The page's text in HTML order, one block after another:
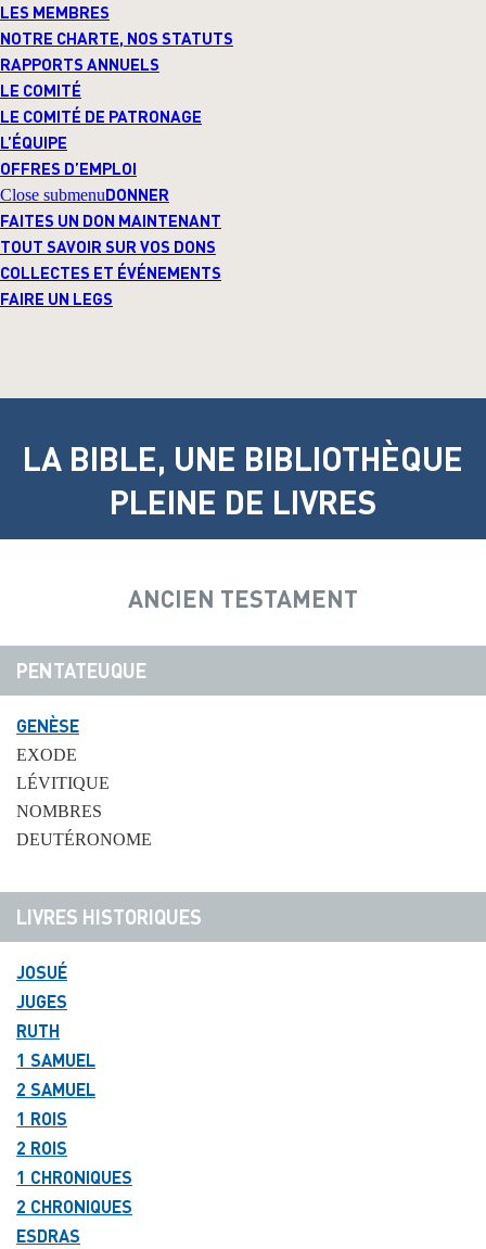
LES MEMBRES
NOTRE CHARTE, NOS STATUTS
RAPPORTS ANNUELS
LE COMITÉ
LE COMITÉ DE PATRONAGE
L’ÉQUIPE
OFFRES D’EMPLOI
Close submenuDONNER
FAITES UN DON MAINTENANT
TOUT SAVOIR SUR VOS DONS
COLLECTES ET ÉVÉNEMENTS
FAIRE UN LEGS
LA BIBLE, UNE BIBLIOTHÈQUE
PLEINE DE LIVRES
ANCIEN TESTAMENT
PENTATEUQUE
GENÈSE
EXODE
LÉVITIQUE
NOMBRES
DEUTÉRONOME
LIVRES HISTORIQUES
JOSUÉ
JUGES
RUTH
1 SAMUEL
2 SAMUEL
1 ROIS
2 ROIS
1 CHRONIQUES
2 CHRONIQUES
ESDRAS